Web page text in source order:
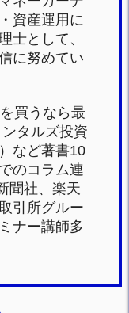
資産運用に
士として、
に努めてい
買うなら最
タルズ投資
など著書10
のコラム連
聞社、楽天
引所グルー
ナー講師多